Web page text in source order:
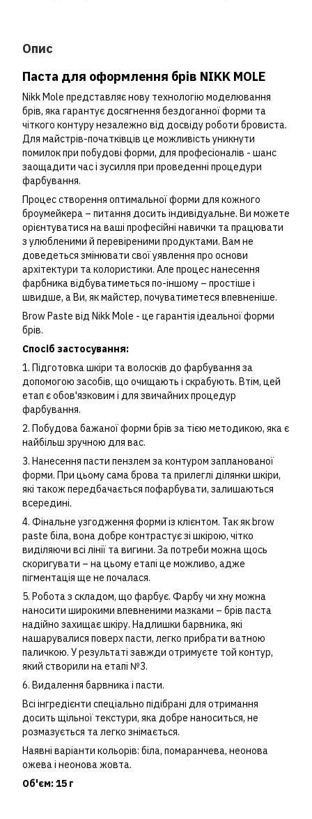
Опис
Паста для оформлення брів NIKK MOLE
Nikk Mole представляє нову технологію моделювання
брів, яка гарантує досягнення бездоганної форми та
чіткого контуру незалежно від досвіду роботи бровиста.
Для майстрів-початківців це можливість уникнути
помилок при побудові форми, для професіоналів - шанс
заощадити час і зусилля при проведенні процедури
фарбування.
Процес створення оптимальної форми для кожного
броумейкера – питання досить індивідуальне. Ви можете
орієнтуватися на ваші професійні навички та працювати
з улюбленими й перевіреними продуктами. Вам не
доведеться змінювати свої уявлення про основи
архітектури та колористики. Але процес нанесення
фарбника відбуватиметься по-іншому – простіше і
швидше, а Ви, як майстер, почуватиметеся впевненіше.
Brow Paste від Nikk Mole - це гарантія ідеальної форми
брів.
Спосіб застосування:
1. Підготовка шкіри та волосків до фарбування за
допомогою засобів, що очищають і скрабують. Втім, цей
етап є обов'язковим і для звичайних процедур
фарбування.
2. Побудова бажаної форми брів за тією методикою, яка є
найбільш зручною для вас.
3. Нанесення пасти пензлем за контуром запланованої
форми. При цьому сама брова та прилеглі ділянки шкіри,
які також передбачається пофарбувати, залишаються
всередині.
4. Фінальне узгодження форми із клієнтом. Так як brow
paste біла, вона добре контрастує зі шкірою, чітко
виділяючи всі лінії та вигини. За потреби можна щось
скоригувати – на цьому етапі це можливо, адже
пігментація ще не почалася.
5. Робота з складом, що фарбує. Фарбу чи хну можна
наносити широкими впевненими мазками – брів паста
надійно захищає шкіру. Надлишки барвника, які
нашарувалися поверх пасти, легко прибрати ватною
паличкою. У результаті завжди отримуєте той контур,
який створили на етапі №3.
6. Видалення барвника і пасти.
Всі інгредієнти спеціально підібрані для отримання
досить щільної текстури, яка добре наноситься, не
розмазується та легко знімається.
Наявні варіанти кольорів: біла, помаранчева, неонова
ожева і неонова жовта.
Об'єм: 15 г